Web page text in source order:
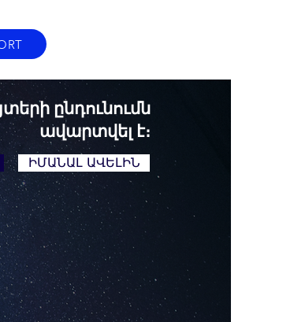
ընդունումն
ավարտվել է։
ԻՄԱՆԱԼ ԱՎԵԼԻՆ